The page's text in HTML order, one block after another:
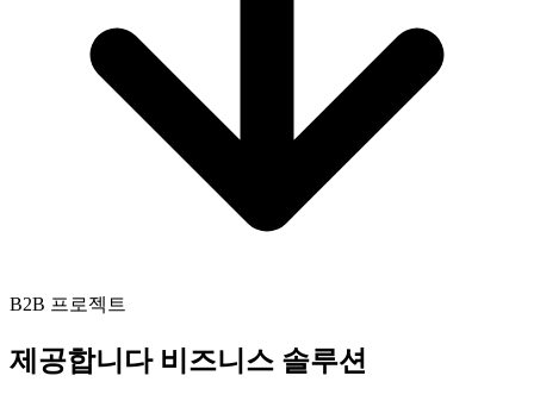
B2B 프로젝트
제공합니다 비즈니스 솔루션